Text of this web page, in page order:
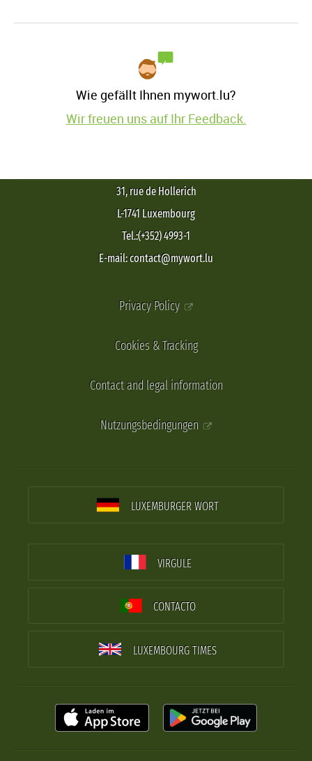
Wie gefällt Ihnen mywort.lu?
Wir freuen uns auf Ihr Feedback.
31, rue de Hollerich
L-1741 Luxembourg
Tel.:(+352) 4993-1
E-mail: contact@mywort.lu
Privacy Policy
Cookies & Tracking
Contact and legal information
Nutzungsbedingungen
LUXEMBURGER WORT
VIRGULE
CONTACTO
LUXEMBOURG TIMES